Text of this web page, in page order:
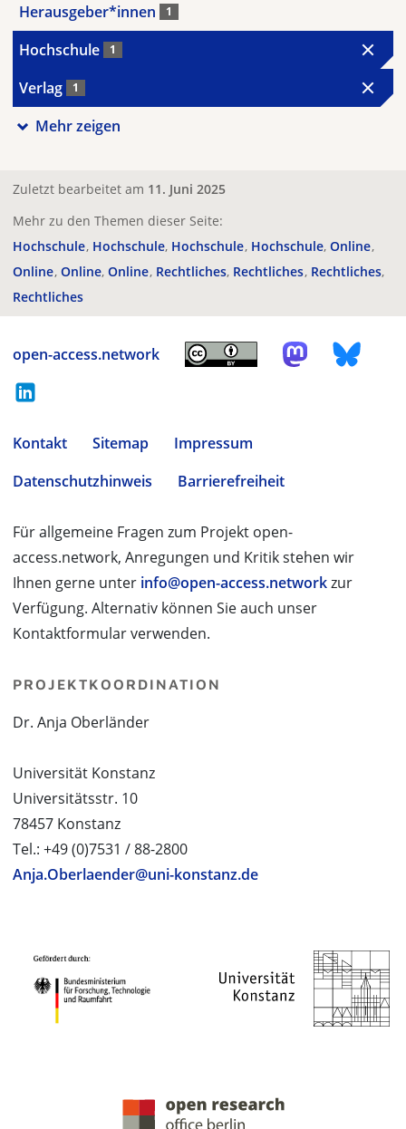
Herausgeber*innen 1
Hochschule 1
Verlag 1
Mehr zeigen
Zuletzt bearbeitet am 11. Juni 2025
Mehr zu den Themen dieser Seite:
Hochschule Hochschule Hochschule Hochschule Online
Online Online Online Rechtliches Rechtliches Rechtliches
Rechtliches
open-access.network
Kontakt Sitemap
Impressum
Datenschutzhinweis
Barrierefreiheit
Für allgemeine Fragen zum Projekt open-
access.network, Anregungen und Kritik stehen wir
Ihnen gerne unter info@open-access.networkzur
Verfügung. Alternativ können Sie auch unser
Kontaktformular verwenden.
PROJEKTKOORDINATION
Dr. Anja Oberländer
Universität Konstanz
Universitätsstr. 10
78457 Konstanz
Tel.: +49 (0)7531 / 88-2800
Anja.Oberlaender@uni-konstanz.de